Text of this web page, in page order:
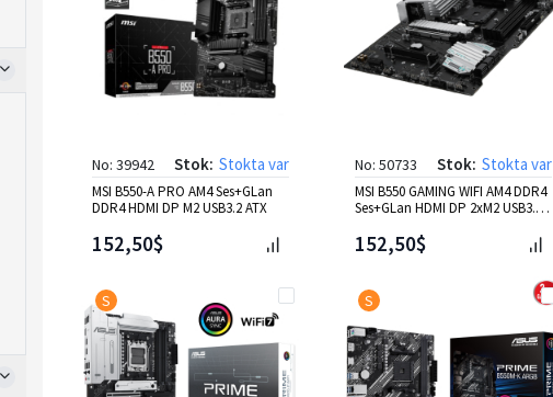
No: 39942 Stok: Stokta var
MSI B550-A PRO AM4 Ses+GLan
DDR4 HDMI DP M2 USB3.2 ATX
152,50$
No: 50733 Stok: Stokta var
MSI B550 GAMING WIFI AM4 DDR4
Ses+GLan HDMI DP 2xM2 USB3.2
152,50$
S S